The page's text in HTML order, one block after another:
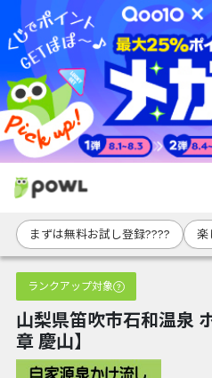
まずは無料お試し登録???? 楽
ランクアップ対象
山梨県笛吹市石和温泉
章 慶山】